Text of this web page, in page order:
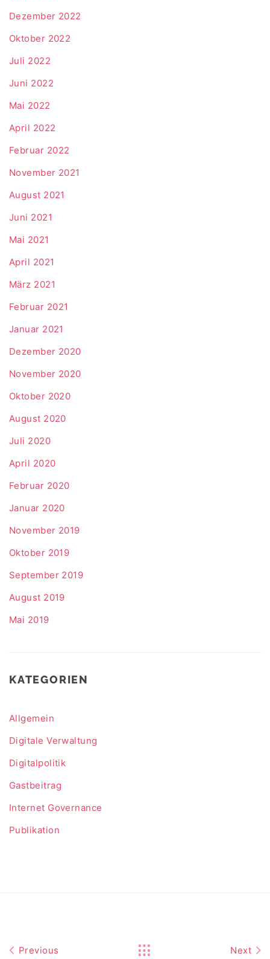
Dezember 2022
Oktober 2022
Juli 2022
Juni 2022
Mai 2022
April 2022
Februar 2022
November 2021
August 2021
Juni 2021
Mai 2021
April 2021
März 2021
Februar 2021
Januar 2021
Dezember 2020
November 2020
Oktober 2020
August 2020
Juli 2020
April 2020
Februar 2020
Januar 2020
November 2019
Oktober 2019
September 2019
August 2019
Mai 2019
KATEGORIEN
Allgemein
Digitale Verwaltung
Digitalpolitik
Gastbeitrag
Internet Governance
Publikation
Previous Next